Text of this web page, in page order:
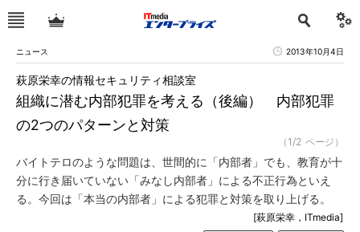
ニュース 2013年10月4日
組織に潜む内部犯罪を考える（後編） 内部犯罪
の2つのパターンと対策
萩原栄幸の情報セキュリティ相談室
（1/2 ページ）
バイトテロのような問題は、世間的に「内部者」でも、教育が十
分に行き届いていない「みなし内部者」による不正行為といえ
る。今回は「本当の内部者」による犯罪と対策を取り上げる。
[萩原栄幸，ITmedia]